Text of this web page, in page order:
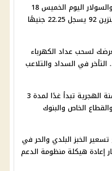
أسعار البنزين والسولار اليوم الخميس 18
يونيو 2026 وبنزين 92 يسجل 22.25 جنيهًا
لسحب عداد الكهرباء
في السداد والتلاعب
إجازة رأس السنة الهجرية تبدأ غدًا لمدة 3
الخاص والبنوك
الخبز البلدي والحر في
إعادة هيكلة منظومة الدعم